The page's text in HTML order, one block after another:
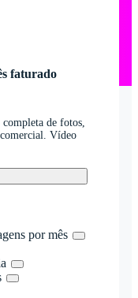
faturado
completa de fotos,
Vídeo
por mês